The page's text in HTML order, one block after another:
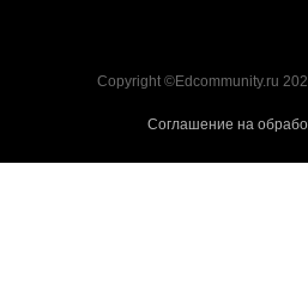
Copyright ©Edcommunity.ru
Соглашение на